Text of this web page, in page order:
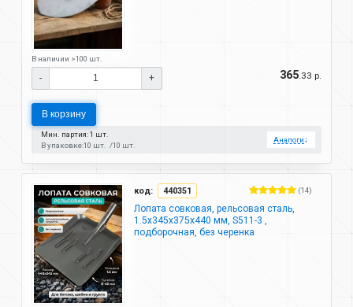
В наличии >100 шт.
- + 365 .33 р.
В корзину
Мин. партия: 1 шт.
В упаковке:10 шт. 10 шт.
Аналоги↓
код: 440351 (14)
Лопата совковая, рельсовая сталь,
1.5х345х375х440 мм, S511-3 ,
подборочная, без черенка